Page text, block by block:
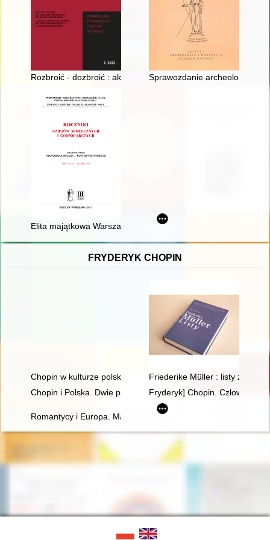
Rozbroić - dozbroić : akcje rozbrojeniowe, czyli skąd leśni
Sprawozdanie archeologiczne
Elita majątkowa Warszawy lat siedemdziesiątych XX wieku
FRYDERYK CHOPIN
Chopin w kulturze polskiej
Friederike Müller : listy z
Chopin i Polska. Dwie pasje życia Gastona Belotti [1920-1985]
Fryderyk] Chopin. Człowiek,
Romantycy i Europa. Marzenia, doświadczenia, propozycje